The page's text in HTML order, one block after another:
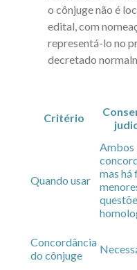
o cônjuge não é
edital, com
representá-lo no
decretado
Critério
Quando usar
Ambos
mas há
Concordância
do cônjuge